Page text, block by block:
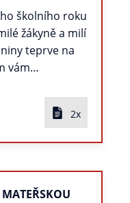
školního roku
žákyně a milí
teprve na
vám…
2x